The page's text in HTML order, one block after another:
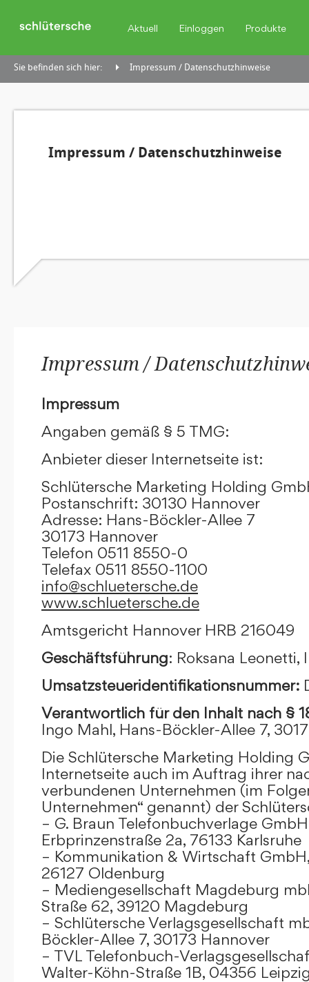
Aktuell Einloggen Produkte
Sie befinden sich hier: Impressum / Datenschutzhinweise
Impressum / Datenschutzhinweise
Impressum /
Impressum
Angaben gemäß § 5 TMG:
Anbieter dieser Internetseite ist:
Schlütersche Marketing Holding
Postanschrift: 30130 Hannover
Adresse: Hans-Böckler-Allee 7
30173 Hannover
Telefon 0511 8550-0
Telefax 0511 8550-1100
info@schluetersche.de
www.schluetersche.de
Amtsgericht Hannover HRB 216049
Geschäftsführung: Roksana Leonetti,
Umsatzsteueridentifikationsnummer:
Verantwortlich für den Inhalt nach §
Ingo Mahl, Hans-Böckler-Allee 7,
Die Schlütersche Marketing Holding
Internetseite auch im Auftrag ihrer
verbundenen Unternehmen (im
Unternehmen“ genannt) der
– G. Braun Telefonbuchverlage GmbH
Erbprinzenstraße 2a, 76133 Karlsruhe
– Kommunikation & Wirtschaft
26127 Oldenburg
– Mediengesellschaft Magdeburg
Straße 62, 39120 Magdeburg
– Schlütersche Verlagsgesellschaft
Böckler-Allee 7, 30173 Hannover
– TVL Telefonbuch-
Walter-Köhn-Straße 1B, 04356